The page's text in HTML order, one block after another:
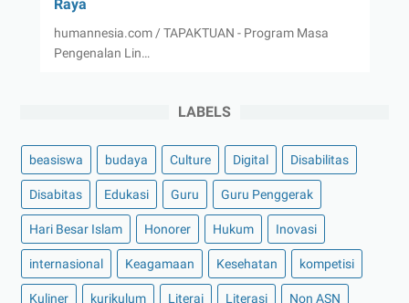
Raya
humannesia.com / TAPAKTUAN - Program Masa
Pengenalan Lin…
LABELS
beasiswa budaya Culture Digital Disabilitas
Disabitas Edukasi Guru Guru Penggerak
Hari Besar Islam Honorer Hukum Inovasi
internasional Keagamaan Kesehatan kompetisi
Kuliner kurikulum Literai Literasi Non ASN